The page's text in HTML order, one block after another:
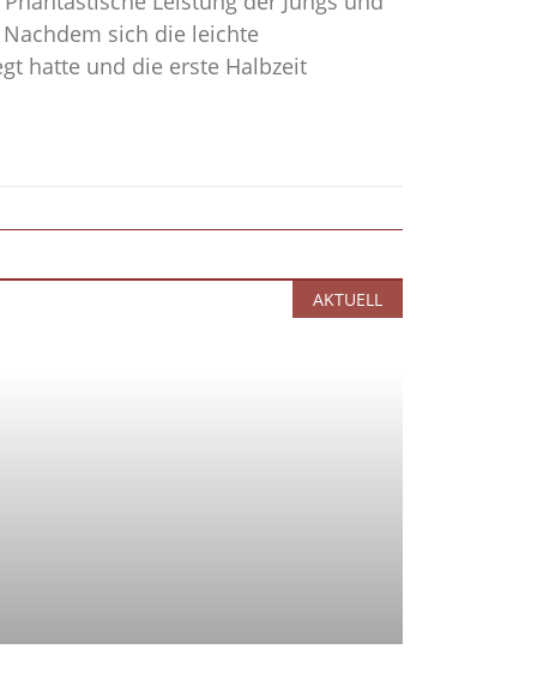
sich die leichte
hatte und die erste Halbzeit
AKTUELL